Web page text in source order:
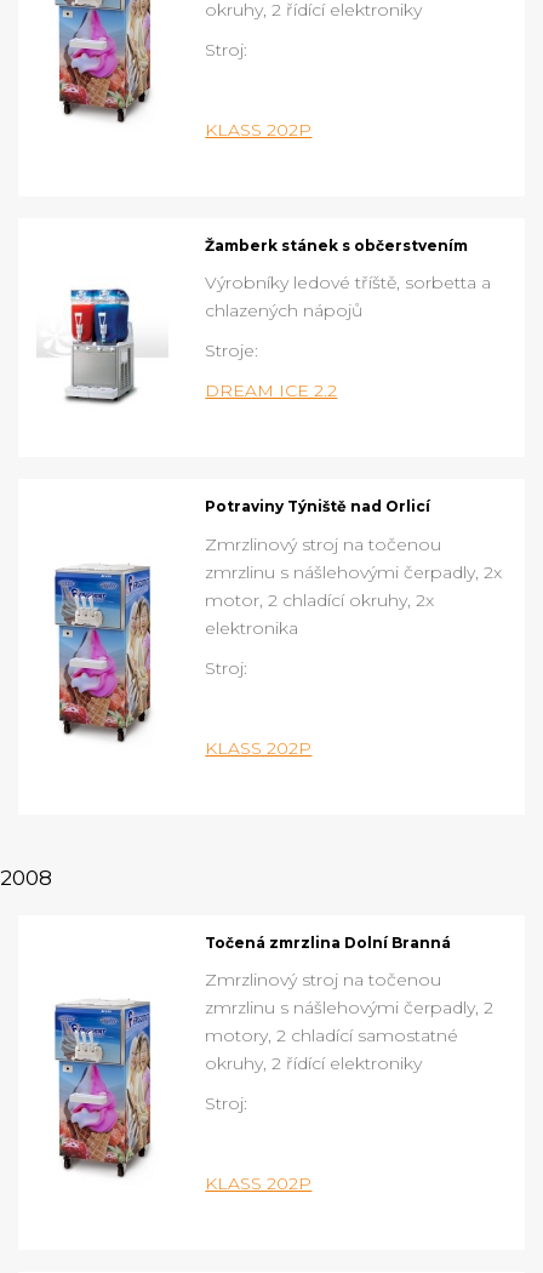
okruhy, 2 řídící elektroniky
Stroj:
KLASS 202P
Žamberk stánek s občerstvením
Výrobníky ledové tříště, sorbetta a
chlazených nápojů
Stroje:
DREAM ICE 2.2
Potraviny Týniště nad Orlicí
Zmrzlinový stroj na točenou
zmrzlinu s nášlehovými čerpadly, 2x
motor, 2 chladící okruhy, 2x
elektronika
Stroj:
KLASS 202P
2008
Točená zmrzlina Dolní Branná
Zmrzlinový stroj na točenou
zmrzlinu s nášlehovými čerpadly, 2
motory, 2 chladící samostatné
okruhy, 2 řídící elektroniky
Stroj:
KLASS 202P